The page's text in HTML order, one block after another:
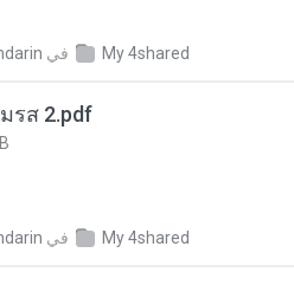
في My 4shared
รส 2.pdf
في My 4shared